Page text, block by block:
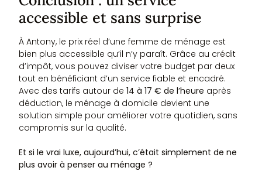
accessible et sans surprise
À Antony, le prix réel d’une femme de ménage est
bien plus accessible qu’il n’y paraît. Grâce au crédit
d’impôt, vous pouvez diviser votre budget par deux
tout en bénéficiant d’un service fiable et encadré.
Avec des tarifs autour de14 à 17 € de l’heure après
déduction, le ménage à domicile devient une
solution simple pour améliorer votre quotidien, sans
compromis sur la qualité.
Et si le vrai luxe, aujourd’hui, c’était simplement de ne
plus avoir à penser au ménage ?